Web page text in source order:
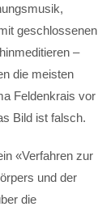
geschlossenen
–
die meisten
Feldenkrais vor
Bild ist falsch.
«Verfahren zur
und der
die